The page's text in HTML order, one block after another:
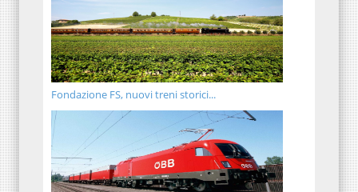
Fondazione FS, nuovi treni storici...